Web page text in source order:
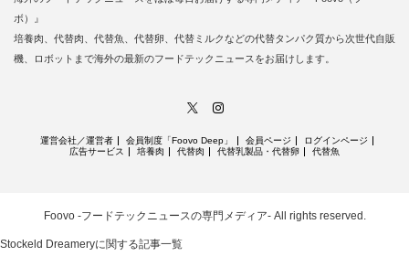
ボ）』
培養肉、代替肉、代替魚、代替卵、代替ミルクなどの代替タンパク質から次世代自販
機、ロボットまで海外の最新のフードテックニュースをお届けします。
運営会社／運営者 会員制度「Foovo Deep」 会員ページ
ログインページ
広告サービス
培養肉 代替肉 代替乳製品・代替卵 代替魚
Foovo -フードテックニュースの専門メディア-All rights reserved.
Stockeld Dreameryに関する記事一覧